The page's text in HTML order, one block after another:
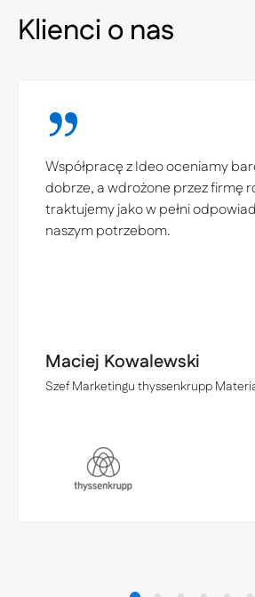
Klienci o nas
Współpracę z Ideo oceniamy
dobrze, a wdrożone przez firmę
traktujemy jako w pełni
naszym potrzebom.
Maciej Kowalewski
Szef Marketingu thyssenkrupp